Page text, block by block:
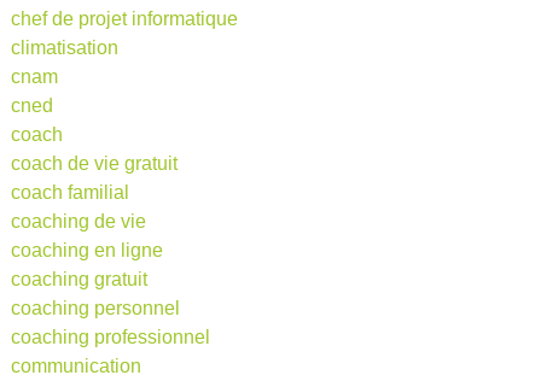
chef de projet informatique
climatisation
cnam
cned
coach
coach de vie gratuit
coach familial
coaching de vie
coaching en ligne
coaching gratuit
coaching personnel
coaching professionnel
communication